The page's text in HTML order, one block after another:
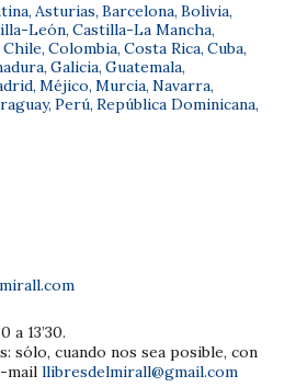
, Asturias, Barcelona, Bolivia,
León, Castilla-La Mancha,
Chile, Colombia, Costa Rica, Cuba,
, Galicia, Guatemala,
, Méjico, Murcia, Navarra,
, Perú, República Dominicana,
a 13’30.
sólo, cuando nos sea posible, con
mail llibresdelmirall@gmail.com